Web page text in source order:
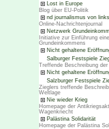
Lost in Europe
Blog über EU-Politik
nd journalismus von links
Online-Nachrichtenjournal
Netzwerk
Initiative zur Einführung
Grundeinkommens
Nicht gehaltene
Salburger Festspiele
Treffende Beschreibung
Nicht gehaltene
Salzburger Festspiele
Zieglers treffende
Weltlage
Nie wieder Krieg
Homepage der
Wagenknecht
Palästina Solidarität
Homepage der Palästina